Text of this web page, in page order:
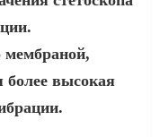
мембраной,
более высокая